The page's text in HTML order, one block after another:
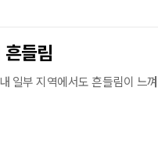
들림
일부 지역에서도 흔들림이 느껴